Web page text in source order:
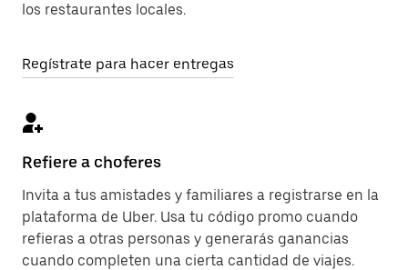
los restaurantes locales.
Regístrate para hacer entregas
Refiere a choferes
Invita a tus amistades y familiares a registrarse en la
plataforma de Uber. Usa tu código promo cuando
refieras a otras personas y generarás ganancias
cuando completen una cierta cantidad de viajes.